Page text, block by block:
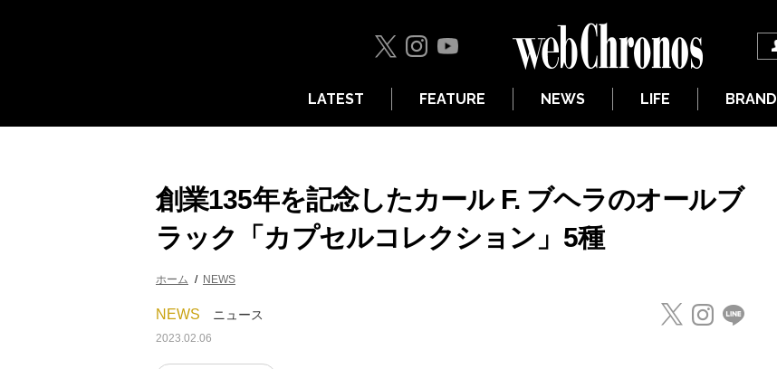
LATEST FEATURE NEWS LIFE BRAND
創業135年を記念したカール F. ブヘラのオールブ
ラック「カプセルコレクション」5種
ホーム NEWS
NEWS ニュース
2023.02.06